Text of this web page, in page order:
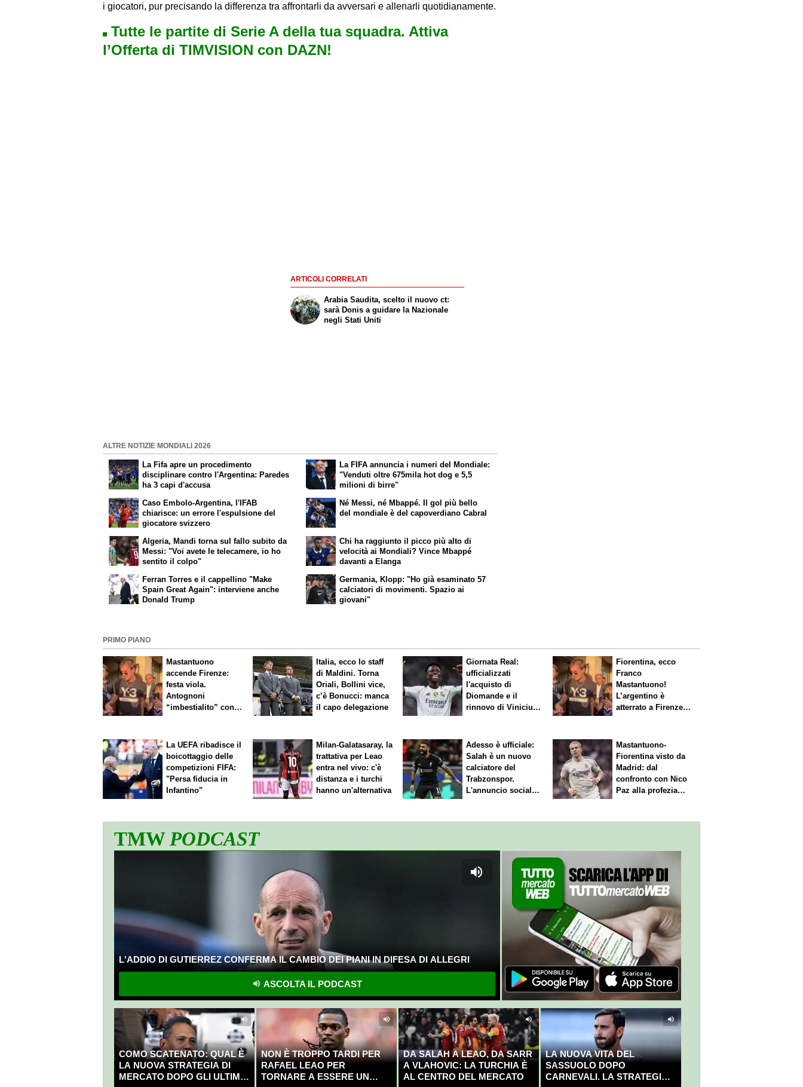
i giocatori, pur precisando la differenza tra affrontarli da avversari e allenarli quotidianamente.
Tutte le partite di Serie A della tua squadra. Attiva
l’Offerta di TIMVISION con DAZN!
ARTICOLI CORRELATI
Arabia Saudita, scelto il nuovo ct:
sarà Donis a guidare la Nazionale
negli Stati Uniti
ALTRE NOTIZIE MONDIALI 2026
La Fifa apre un procedimento
disciplinare contro l'Argentina: Paredes
ha 3 capi d'accusa
Caso Embolo-Argentina, l'IFAB
chiarisce: un errore l'espulsione del
giocatore svizzero
La FIFA annuncia i numeri del Mondiale:
"Venduti oltre 675mila hot dog e 5,5
milioni di birre"
Né Messi, né Mbappé. Il gol più bello
del mondiale è del capoverdiano Cabral
Algeria, Mandi torna sul fallo subito da
Messi: "Voi avete le telecamere, io ho
sentito il colpo"
Ferran Torres e il cappellino "Make
Spain Great Again": interviene anche
Donald Trump
Chi ha raggiunto il picco più alto di
velocità ai Mondiali? Vince Mbappé
davanti a Elanga
Germania, Klopp: "Ho già esaminato 57
calciatori di movimenti. Spazio ai
giovani"
PRIMO PIANO
Mastantuono
accende Firenze:
festa viola.
Antognoni
“imbestialito” con
Italia, ecco lo staff
di Maldini. Torna
Oriali, Bollini vice,
c’è Bonucci: manca
il capo delegazione
Giornata Real:
ufficializzati
l'acquisto di
Diomande e il
rinnovo di Vinicius.
Fiorentina, ecco
Franco
Mastantuono!
L’argentino è
atterrato a Firenze,
La UEFA ribadisce il
boicottaggio delle
competizioni FIFA:
"Persa fiducia in
Infantino"
Milan-Galatasaray, la
trattativa per Leao
entra nel vivo: c'è
distanza e i turchi
hanno un'alternativa
Adesso è ufficiale:
Salah è un nuovo
calciatore del
Trabzonspor.
L'annuncio social
Mastantuono-
Fiorentina visto da
Madrid: dal
confronto con Nico
Paz alla profezia
TMWPODCAST
L'ADDIO DI GUTIERREZ CONFERMA IL CAMBIO DEI PIANI IN DIFESA DI ALLEGRI
ASCOLTA IL PODCAST
COMO SCATENATO: QUAL È
LA NUOVA STRATEGIA DI
MERCATO DOPO GLI ULTIMI
NON È TROPPO TARDI PER
RAFAEL LEAO PER
TORNARE A ESSERE UN
DA SALAH A LEAO, DA SARR
A VLAHOVIC: LA TURCHIA È
AL CENTRO DEL MERCATO
LA NUOVA VITA DEL
SASSUOLO DOPO
CARNEVALI. LA STRATEGIA È